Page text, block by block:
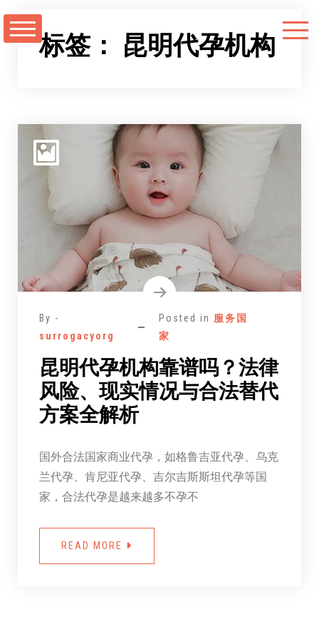
至
标签： 昆明代孕机构
By -
surrogacyorg
Posted in 服务国
家
昆明代孕机构靠谱吗？法律
风险、现实情况与合法替代
方案全解析
国外合法国家商业代孕，如格鲁吉亚代孕、乌克
兰代孕、肯尼亚代孕、吉尔吉斯斯坦代孕等国
家，合法代孕是越来越多不孕不
READ MORE